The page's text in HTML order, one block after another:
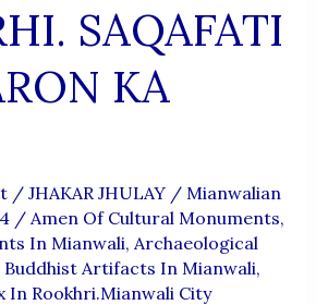
SAQAFATI
KA
/ JHAKAR JHULAY/ Mianwalian
/ Amen Of Cultural Monuments,
In Mianwali, Archaeological
Buddhist Artifacts In Mianwali,
In Rookhri.Mianwali City